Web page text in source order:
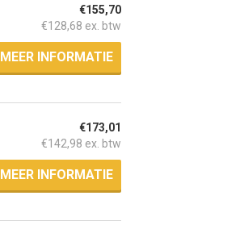
€155,70
€128,68 ex. btw
MEER INFORMATIE
€173,01
€142,98 ex. btw
MEER INFORMATIE